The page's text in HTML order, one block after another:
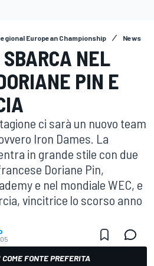
European Championship News
NEL
PIN E
ci sarà un nuovo team
Iron Dames. La
in grande stile con due
Doriane Pin,
e nel mondiale WEC, e
vincitrice lo scorso anno
FONTE PREFERITA